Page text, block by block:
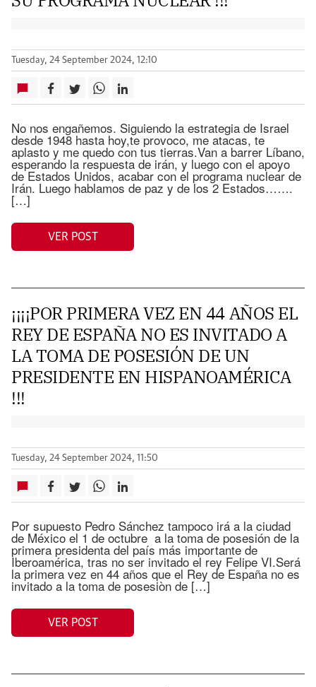
Tuesday, 24 September 2024, 12:10
No nos engañemos. Siguiendo la estrategia de Israel
desde 1948 hasta hoy,te provoco, me atacas, te
aplasto y me quedo con tus tierras.Van a barrer Líbano,
esperando la respuesta de irán, y luego con el apoyo
de Estados Unidos, acabar con el programa nuclear de
Irán. Luego hablamos de paz y de los 2 Estados…….
[…]
VER POST
¡¡¡¡POR PRIMERA VEZ EN 44 AÑOS EL
REY DE ESPAÑA NO ES INVITADO A
LA TOMA DE POSESIÓN DE UN
PRESIDENTE EN HISPANOAMÉRICA
!!!
Tuesday, 24 September 2024, 11:50
Por supuesto Pedro Sánchez tampoco irá a la ciudad
de México el 1 de octubre a la toma de posesión de la
primera presidenta del país más importante de
Iberoamérica, tras no ser invitado el rey Felipe VI.Será
la primera vez en 44 años que el Rey de España no es
invitado a la toma de posesiòn de […]
VER POST